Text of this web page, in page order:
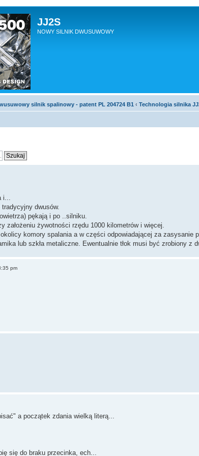
JJ2S
NOWY SILNIK DWUSUWOWY
silnik spalinowy - patent PL 204724 B1 ‹ Technologia silnika
i...
dwusów.
pękają i po ..silniku.
założeniu żywotności rzędu 1000 kilometrów i więcej.
komory spalania a w części odpowiadającej za zasysanie
lub szkła metaliczne. Ewentualnie tłok musi być zrobiony z
pm
a początek zdania wielką literą...
się do braku przecinka, ech...